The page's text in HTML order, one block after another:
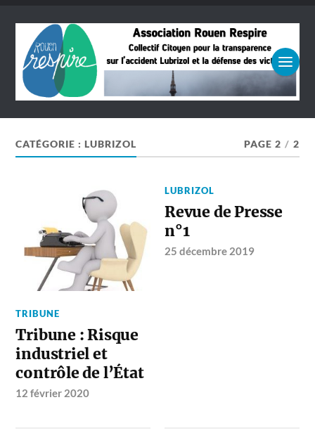
CATÉGORIE :LUBRIZOL PAGE 2 / 2
TRIBUNE
Tribune : Risque
industriel et
contrôle de l’État
12 février 2020
LUBRIZOL
Revue de Presse
n°1
25 décembre 2019